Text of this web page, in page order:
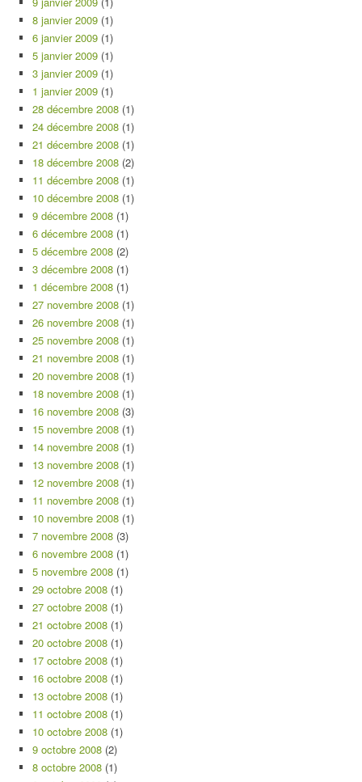
8 janvier 2009 (1)
6 janvier 2009 (1)
5 janvier 2009 (1)
3 janvier 2009 (1)
1 janvier 2009 (1)
28 décembre 2008 (1)
24 décembre 2008 (1)
21 décembre 2008 (1)
18 décembre 2008 (2)
11 décembre 2008 (1)
10 décembre 2008 (1)
9 décembre 2008 (1)
6 décembre 2008 (1)
5 décembre 2008 (2)
3 décembre 2008 (1)
1 décembre 2008 (1)
27 novembre 2008 (1)
26 novembre 2008 (1)
25 novembre 2008 (1)
21 novembre 2008 (1)
20 novembre 2008 (1)
18 novembre 2008 (1)
16 novembre 2008 (3)
15 novembre 2008 (1)
14 novembre 2008 (1)
13 novembre 2008 (1)
12 novembre 2008 (1)
11 novembre 2008 (1)
10 novembre 2008 (1)
7 novembre 2008 (3)
6 novembre 2008 (1)
5 novembre 2008 (1)
29 octobre 2008 (1)
27 octobre 2008 (1)
21 octobre 2008 (1)
20 octobre 2008 (1)
17 octobre 2008 (1)
16 octobre 2008 (1)
13 octobre 2008 (1)
11 octobre 2008 (1)
10 octobre 2008 (1)
9 octobre 2008 (2)
8 octobre 2008 (1)